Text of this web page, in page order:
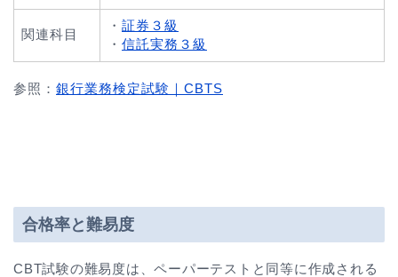
関連科目
・ 証券３級
・ 信託実務３級
参照： 銀行業務検定試験｜CBTS
合格率と難易度
CBT試験の難易度は、ペーパーテストと同等に作成される